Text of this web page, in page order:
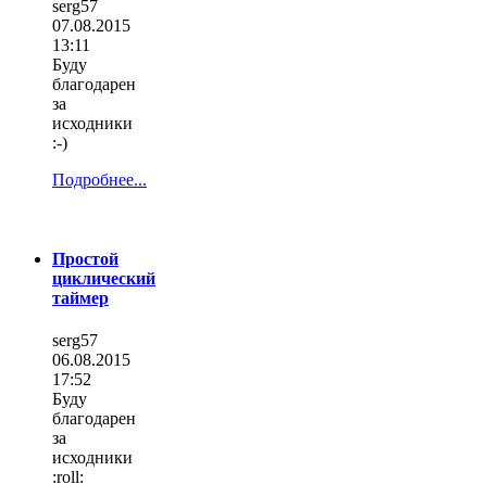
serg57
07.08.2015
13:11
Буду
благодарен
за
исходники
:-)
Подробнее...
Простой
циклический
таймер
serg57
06.08.2015
17:52
Буду
благодарен
за
исходники
:roll: